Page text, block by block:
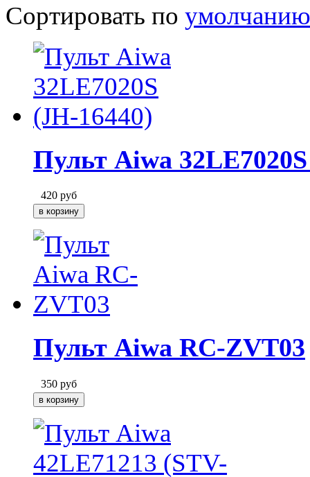
Сортировать по умолчанию
Пульт Aiwa
420 руб
Пульт Aiwa RC-ZVT03
350 руб